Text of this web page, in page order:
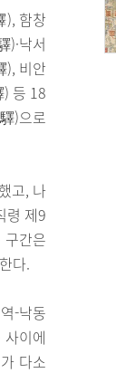
), 함창
)·낙서
), 비안
등 18
)으로
고, 나
령 제9
구간은
다.
-낙동
이에
다소